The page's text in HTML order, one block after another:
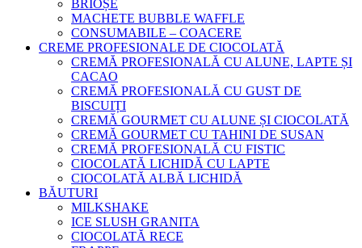
BRIOȘE
MACHETE BUBBLE WAFFLE
CONSUMABILE – COACERE
CREME PROFESIONALE DE CIOCOLATĂ
CREMĂ PROFESIONALĂ CU ALUNE, LAPTE ȘI
CACAO
CREMĂ PROFESIONALĂ CU GUST DE
BISCUIȚI
CREMĂ GOURMET CU ALUNE ȘI CIOCOLATĂ
CREMĂ GOURMET CU TAHINI DE SUSAN
CREMĂ PROFESIONALĂ CU FISTIC
CIOCOLATĂ LICHIDĂ CU LAPTE
CIOCOLATĂ ALBĂ LICHIDĂ
BĂUTURI
MILKSHAKE
ICE SLUSH GRANITA
CIOCOLATĂ RECE